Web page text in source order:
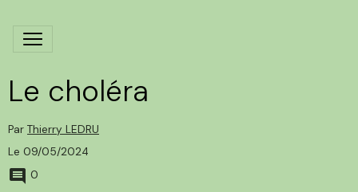
Le choléra
Par Thierry LEDRU
Le 09/05/2024
0